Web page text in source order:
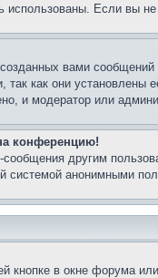
использованы. Если вы
вами
как они
и модератор или
конференцию!
сообщения другим
системой анонимными
в окне форума